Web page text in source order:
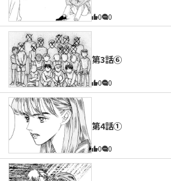
0 0
第3話⑥
0 0
第4話①
0 0